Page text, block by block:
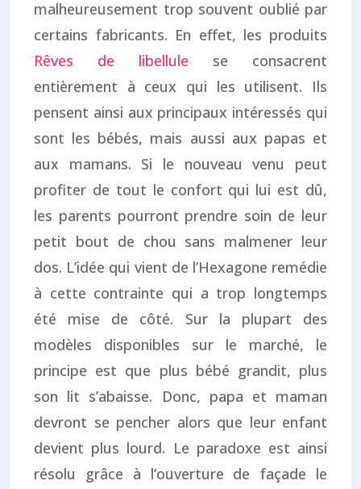
malheureusement trop souvent oublié par
certains fabricants. En effet, les produits
Rêves de libellule se consacrent
entièrement à ceux qui les utilisent. Ils
pensent ainsi aux principaux intéressés qui
sont les bébés, mais aussi aux papas et
aux mamans. Si le nouveau venu peut
profiter de tout le confort qui lui est dû,
les parents pourront prendre soin de leur
petit bout de chou sans malmener leur
dos. L’idée qui vient de l’Hexagone remédie
à cette contrainte qui a trop longtemps
été mise de côté. Sur la plupart des
modèles disponibles sur le marché, le
principe est que plus bébé grandit, plus
son lit s’abaisse. Donc, papa et maman
devront se pencher alors que leur enfant
devient plus lourd. Le paradoxe est ainsi
résolu grâce à l’ouverture de façade le